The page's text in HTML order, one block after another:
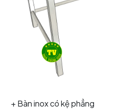
+ Bàn inox có kệ phẳng